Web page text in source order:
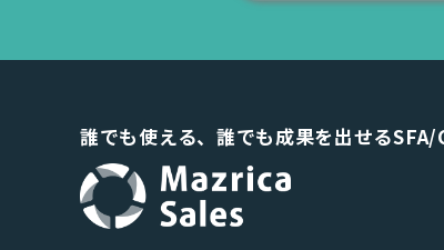
誰でも使える、誰でも成果を出せるSFA/